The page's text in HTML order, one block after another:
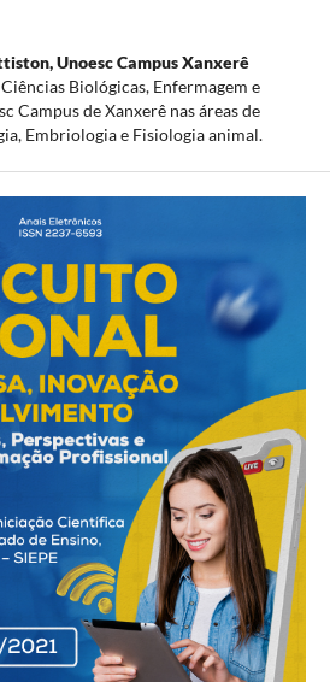
Unoesc Campus Xanxerê
Biológicas, Enfermagem e
Campus de Xanxerê nas áreas de
Embriologia e Fisiologia animal.